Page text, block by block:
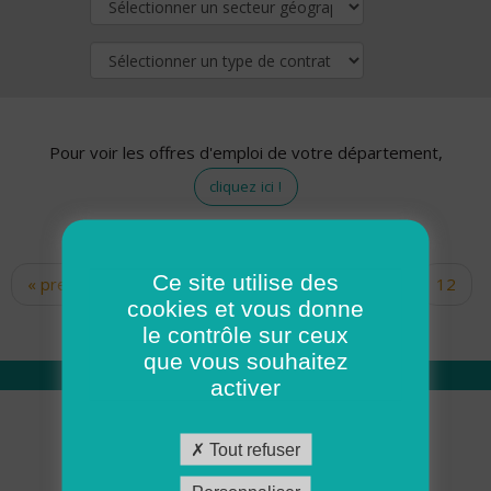
Pour voir les offres d'emploi de votre département,
cliquez ici !
Pages
« premier ‹ précédent … 10
12
14 15 16 17
Qui sommes nous
Académie ADMR
Ce site utilise des
cookies et vous donne
le contrôle sur ceux
que vous souhaitez
activer
Tout refuser